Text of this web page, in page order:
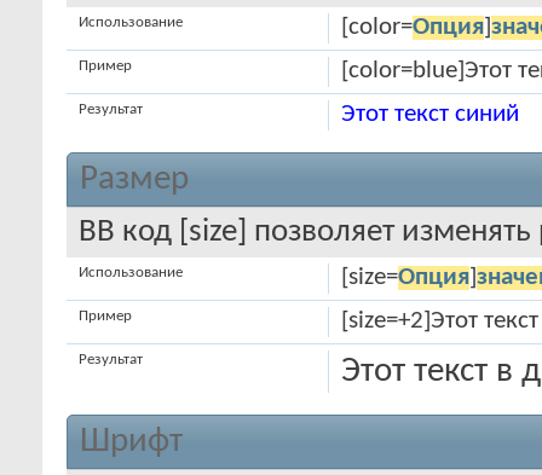
[color=Опция]
Использование
[color=blue]Этот
Пример
Этот текст синий
Результат
Размер
BB код [size] позволяет
[size=Опция]
Использование
[size=+2]Этот
Пример
Этот текст
Результат
Шрифт